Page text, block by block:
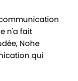
n'a fait
Nohe
qui